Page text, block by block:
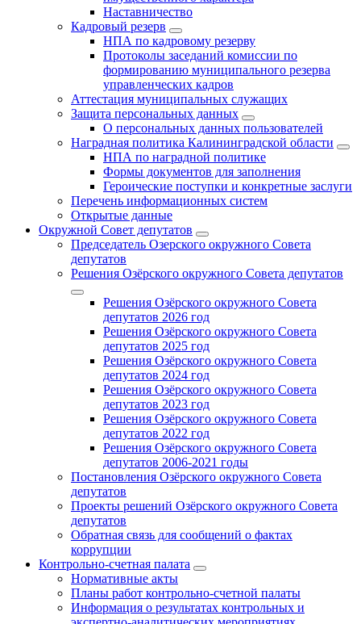
Наставничество
Кадровый резерв
НПА по кадровому резерву
Протоколы заседаний комиссии по
формированию муниципального резерва
управленческих кадров
Аттестация муниципальных служащих
Защита персональных данных
О персональных данных пользователей
Наградная политика Калининградской области
НПА по наградной политике
Формы документов для заполнения
Героические поступки и конкретные заслуги
Перечень информационных систем
Открытые данные
Окружной Совет депутатов
Председатель Озерского окружного Совета
депутатов
Решения Озёрского окружного Совета депутатов
Решения Озёрского окружного Совета
депутатов 2026 год
Решения Озёрского окружного Совета
депутатов 2025 год
Решения Озёрского окружного Совета
депутатов 2024 год
Решения Озёрского окружного Совета
депутатов 2023 год
Решения Озёрского окружного Совета
депутатов 2022 год
Решения Озёрского окружного Совета
депутатов 2006-2021 годы
Постановления Озёрского окружного Совета
депутатов
Проекты решений Озёрского окружного Совета
депутатов
Обратная связь для сообщений о фактах
коррупции
Контрольно-счетная палата
Нормативные акты
Планы работ контрольно-счетной палаты
Информация о результатах контрольных и